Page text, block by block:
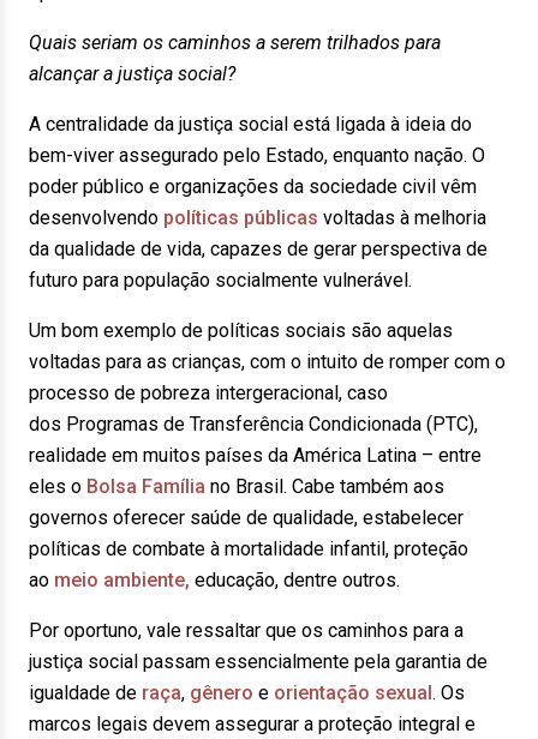
Quais seriam os caminhos a serem trilhados para
alcançar a justiça social?
A centralidade da justiça social está ligada à ideia do
bem-viver assegurado pelo Estado, enquanto nação. O
poder público e organizações da sociedade civil vêm
desenvolvendo políticas públicas voltadas à melhoria
da qualidade de vida, capazes de gerar perspectiva de
futuro para população socialmente vulnerável.
Um bom exemplo de políticas sociais são aquelas
voltadas para as crianças, com o intuito de romper com o
processo de pobreza intergeracional, caso
dos Programas de Transferência Condicionada (PTC),
realidade em muitos países da América Latina – entre
eles o Bolsa Família no Brasil. Cabe também aos
governos oferecer saúde de qualidade, estabelecer
políticas de combate à mortalidade infantil, proteção
ao meio ambiente, educação, dentre outros.
Por oportuno, vale ressaltar que os caminhos para a
justiça social passam essencialmente pela garantia de
igualdade de raça, gênero e orientação sexual. Os
marcos legais devem assegurar a proteção integral e